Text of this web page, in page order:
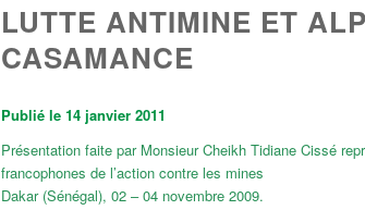
LUTTE ANTIMINE ET
CASAMANCE
Publié le 14 janvier 2011
Présentation faite par Monsieur Cheikh Tidiane Cissé
francophones de l’action contre les mines
Dakar (Sénégal), 02 – 04 novembre 2009.